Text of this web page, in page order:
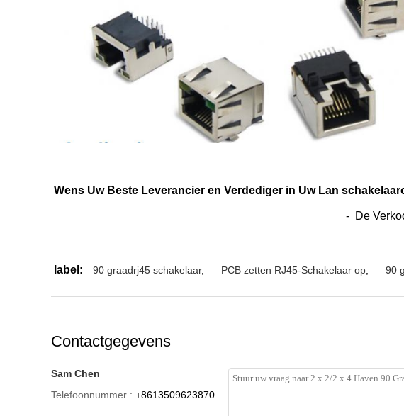
Wens Uw Beste Leverancier en Verdediger in Uw Lan
- De
label: 90 graadrj45 schakelaar, PCB zetten RJ45-Schakelaar op 90
Contactgegevens
Sam Chen
Telefoonnummer : +8613509623870